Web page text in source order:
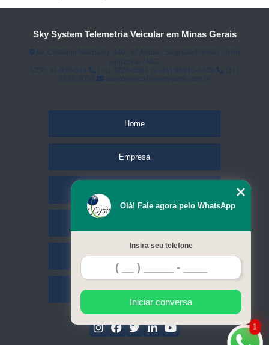
Sky System Telemetria Veicular em Minas Gerais
Home
Empresa
Contato
Mapa do site
1
Olá! Fale agora pelo WhatsApp
Insira seu telefone
Iniciar conversa